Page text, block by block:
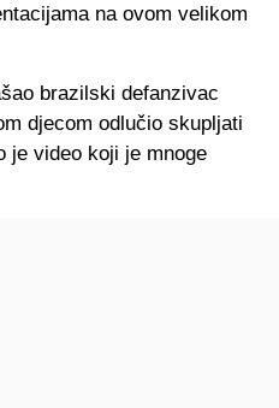
na ovom velikom
brazilski defanzivac
djecom odlučio skupljati
je video koji je mnoge